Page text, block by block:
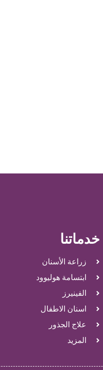
خدماتنا
زراعة الأسنان
ابتسامة هوليوود
الفينيرز
اسنان الاطفال
علاج الجذور
المزيد